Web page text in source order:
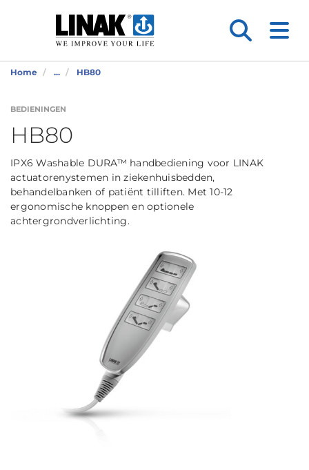
Home ... HB80
BEDIENINGEN
HB80
IPX6 Washable DURA™ handbediening voor LINAK
actuatorenystemen in ziekenhuisbedden,
behandelbanken of patiënt tilliften. Met 10-12
ergonomische knoppen en optionele
achtergrondverlichting.